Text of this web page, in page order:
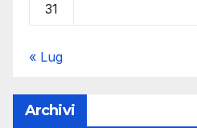
31
« Lug
Archivi